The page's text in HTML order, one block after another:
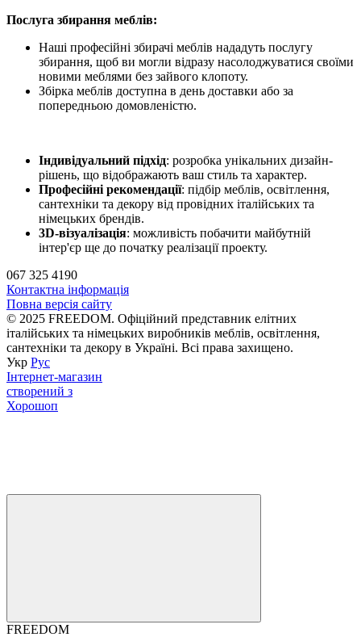
Послуга збирання меблів:
Наші професійні збирачі меблів нададуть послугу
збирання, щоб ви могли відразу насолоджуватися своїми
новими меблями без зайвого клопоту.
Збірка меблів доступна в день доставки або за
попередньою домовленістю.
Індивідуальний підхід: розробка унікальних дизайн-
рішень, що відображають ваш стиль та характер.
Професійні рекомендації: підбір меблів, освітлення,
сантехніки та декору від провідних італійських та
німецьких брендів.
3D-візуалізація: можливість побачити майбутній
інтер'єр ще до початку реалізації проекту.
067 325 4190
Контактна інформація
Повна версія сайту
© 2025 FREEDOM. Офіційний представник елітних
італійських та німецьких виробників меблів, освітлення,
сантехніки та декору в Україні. Всі права захищено.
Укр Рус
Інтернет-магазин
створений з
Хорошоп
FREEDOM